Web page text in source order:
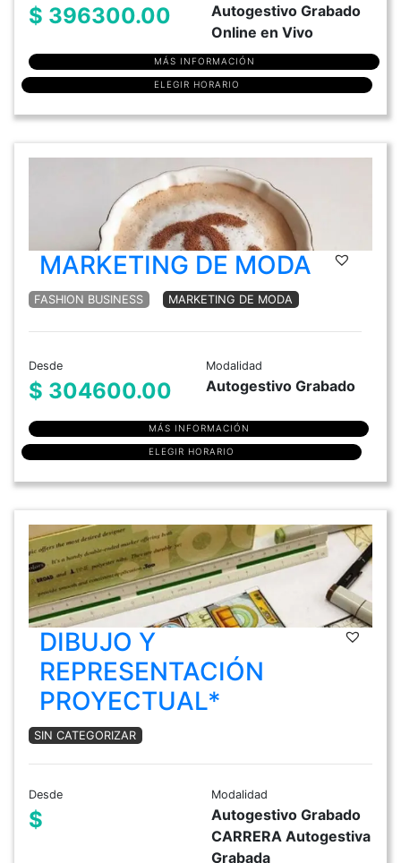
$ 396300.00
Autogestivo Grabado
Online en Vivo
MÁS INFORMACIÓN
ELEGIR HORARIO
MARKETING DE MODA
FASHION BUSINESS MARKETING DE MODA
Desde
$ 304600.00
Modalidad
Autogestivo Grabado
MÁS INFORMACIÓN
ELEGIR HORARIO
DIBUJO Y
REPRESENTACIÓN
PROYECTUAL*
SIN CATEGORIZAR
Desde
$
Modalidad
Autogestivo Grabado
CARRERA Autogestiva
Grabada